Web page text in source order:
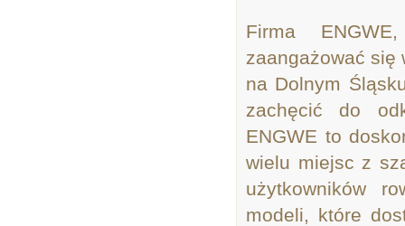
Firma
zaangażować się
na Dolnym
zachęcić do
ENGWE to
wielu miejsc z
użytkowników
modeli, które